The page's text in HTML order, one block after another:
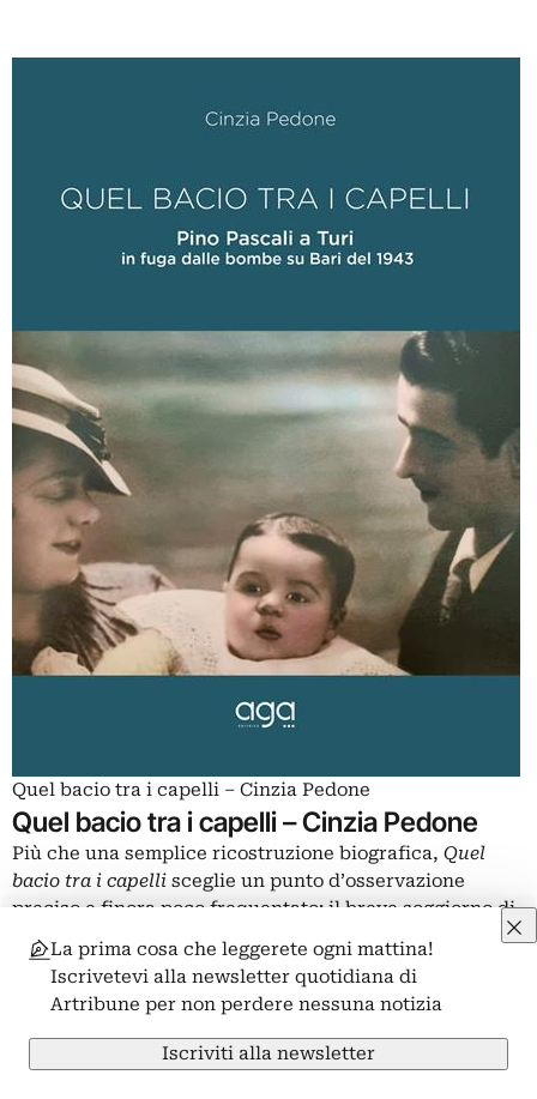
Quel bacio tra i capelli – Cinzia Pedone
Quel bacio tra i capelli – Cinzia Pedone
Più che una semplice ricostruzione biografica, Quel
bacio tra i capelli sceglie un punto d’osservazione
preciso e finora poco frequentato: il breve soggiorno di
Pino Pascali
a Turi tra il 1943 e il 1944, durante lo
sfollamento della famiglia da Bari sotto i
bombardamenti. È proprio in questo scarto temporale,
apparentemente marginale, che Cinzia Pedone
individua una soglia decisiva per comprendere la
formazione emotiva e immaginativa dell’artista. Il libro
La prima cosa che leggerete ogni mattina!
Iscrivetevi alla newsletter quotidiana di
Artribune per non perdere nessuna notizia
Iscriviti alla newsletter